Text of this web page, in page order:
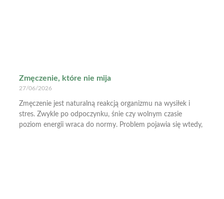
Zmęczenie, które nie mija
27/06/2026
Zmęczenie jest naturalną reakcją organizmu na wysiłek i
stres. Zwykle po odpoczynku, śnie czy wolnym czasie
poziom energii wraca do normy. Problem pojawia się wtedy,